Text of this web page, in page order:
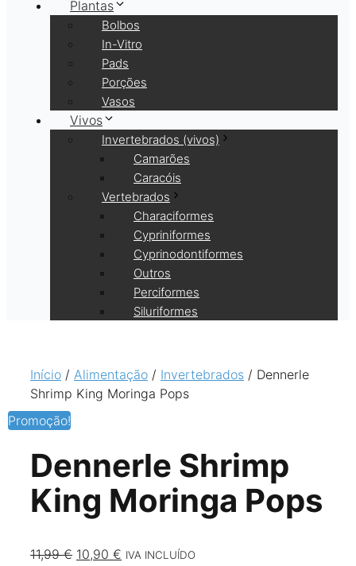
Plantas
Bolbos
In-Vitro
Pads
Porções
Vasos
Vivos
Invertebrados (vivos)
Camarões
Caracóis
Vertebrados
Characiformes
Cypriniformes
Cyprinodontiformes
Outros
Perciformes
Siluriformes
Início / Alimentação / Invertebrados / Dennerle
Shrimp King Moringa Pops
Promoção!
Dennerle Shrimp
King Moringa Pops
11,99€ O
10,90 € O
IVA INCLUÍDO